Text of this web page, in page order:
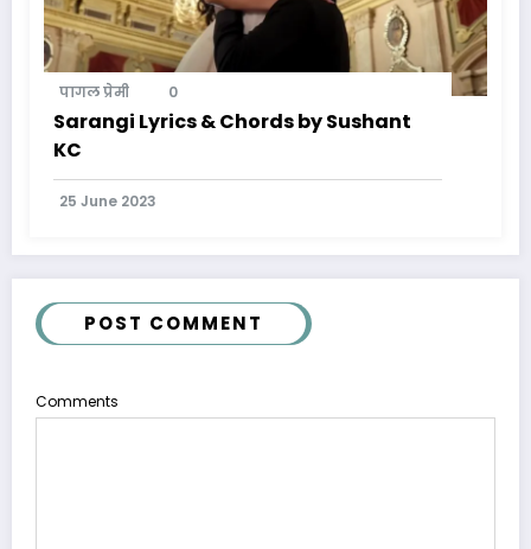
पागल प्रेमी 0
Sarangi Lyrics & Chords by Sushant
KC
25 June 2023
POST COMMENT
Comments